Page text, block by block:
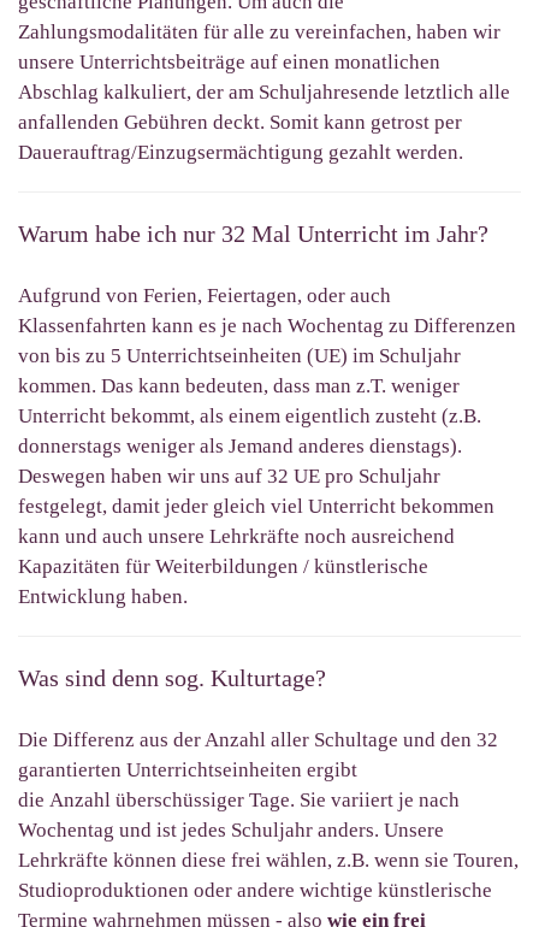
Zahlungsmodalitäten für alle zu vereinfachen, haben wir
unsere Unterrichtsbeiträge auf einen monatlichen
Abschlag kalkuliert, der am Schuljahresende letztlich alle
anfallenden Gebühren deckt. Somit kann getrost per
Dauerauftrag/Einzugsermächtigung gezahlt werden.
Warum habe ich nur 32 Mal Unterricht im Jahr?
Aufgrund von Ferien, Feiertagen, oder auch
Klassenfahrten kann es je nach Wochentag zu Differenzen
von bis zu 5 Unterrichtseinheiten (UE) im Schuljahr
kommen. Das kann bedeuten, dass man z.T. weniger
Unterricht bekommt, als einem eigentlich zusteht (z.B.
donnerstags weniger als Jemand anderes dienstags).
Deswegen haben wir uns auf 32 UE pro Schuljahr
festgelegt, damit jeder gleich viel Unterricht bekommen
kann und auch unsere Lehrkräfte noch ausreichend
Kapazitäten für Weiterbildungen / künstlerische
Entwicklung haben.
Was sind denn sog. Kulturtage?
Die Differenz aus der Anzahl aller Schultage und den 32
garantierten Unterrichtseinheiten ergibt
die Anzahl überschüssiger Tage. Sie variiert je nach
Wochentag und ist jedes Schuljahr anders. Unsere
Lehrkräfte können diese frei wählen, z.B. wenn sie Touren,
Studioproduktionen oder andere wichtige künstlerische
Termine wahrnehmen müssen - also wie ein frei